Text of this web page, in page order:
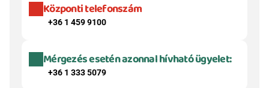
Központi telefonszám
+36 1 459 9100
Mérgezés esetén azonnal hívható ügyelet:
+36 1 333 5079